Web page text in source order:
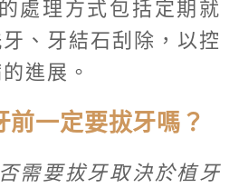
處理方式包括定期就
、牙結石刮除，以控
進展。
前一定要拔牙嗎？
需要拔牙取決於植牙